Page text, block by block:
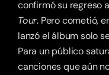
confirmó su regreso
Tour. Pero cometió,
lanzó el álbum solo
Para un público
canciones que aún